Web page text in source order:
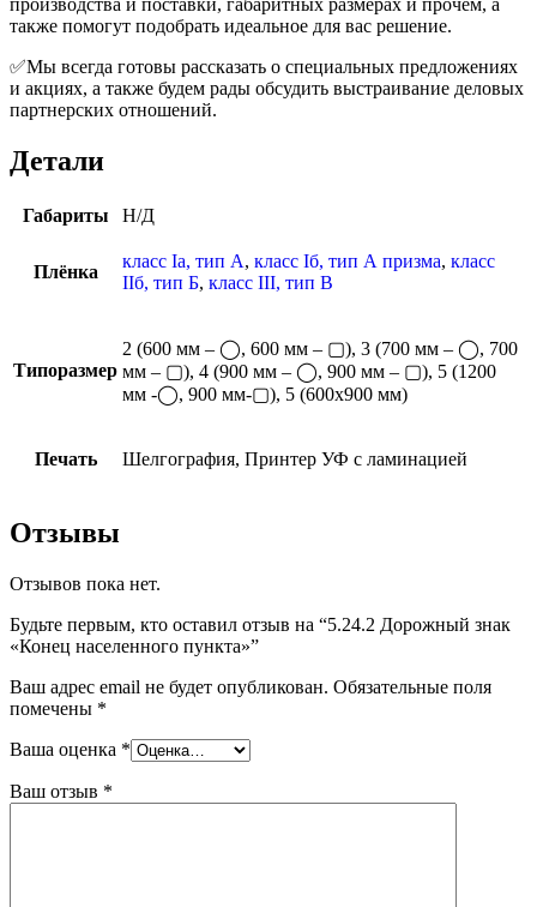
производства и поставки, габаритных размерах и прочем, а
также помогут подобрать идеальное для вас решение.
✅Мы всегда готовы рассказать о специальных предложениях
и акциях, а также будем рады обсудить выстраивание деловых
партнерских отношений.
Детали
Габариты Н/Д
Плёнка
класс Iа, тип А, класс Iб, тип А призма, класс
IIб, тип Б, класс III, тип В
Типоразмер
2 (600 мм – ◯, 600 мм – ▢), 3 (700 мм – ◯, 700
мм – ▢), 4 (900 мм – ◯, 900 мм – ▢), 5 (1200
мм -◯, 900 мм-▢), 5 (600х900 мм)
Печать Шелгография, Принтер УФ с ламинацией
Отзывы
Отзывов пока нет.
Будьте первым, кто оставил отзыв на “5.24.2 Дорожный знак
«Конец населенного пункта»”
Ваш адрес email не будет опубликован. Обязательные поля
помечены *
Ваша оценка *
Ваш отзыв *